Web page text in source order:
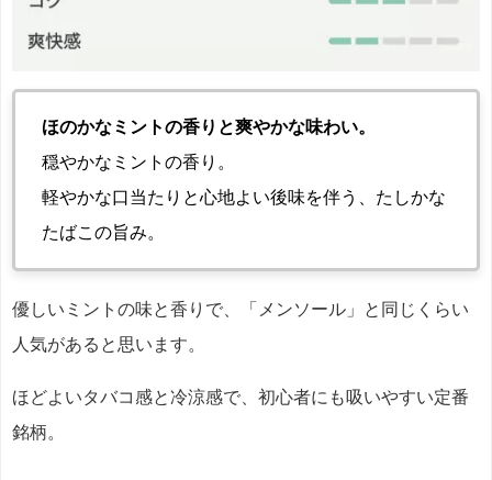
ほのかなミントの香りと爽やかな味わい。
穏やかなミントの香り。
軽やかな口当たりと心地よい後味を伴う、たしかな
たばこの旨み。
優しいミントの味と香りで、「メンソール」と同じくらい
人気があると思います。
ほどよいタバコ感と冷涼感で、初心者にも吸いやすい定番
銘柄。